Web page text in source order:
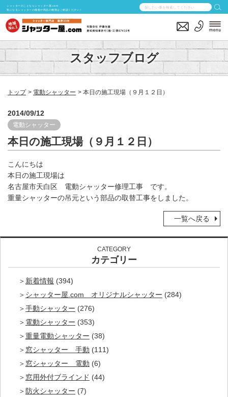
シャッターのことならシャッター屋.com
気になるシャッターの価格や商品の種類はご相談ください！
スタッフブログ
トップ 電動シャッター 本日の施工現場（９月１２日）
2014/09/12
電動シャッター
本日の施工現場（９月１２日）
こんにちは
本日の施工現場は
名古屋市天白区 電動シャッター修理工事 です。
重量シャッターの吊元という部品の取替工事をしました。
一覧へ戻る
CATEGORY
カテゴリー
新着情報 (394)
シャッター屋.com オリジナルシャッター (284)
手動シャッター (276)
電動シャッター (353)
重量電動シャッター (38)
窓シャッター 手動 (111)
窓シャッター 電動 (6)
窓用外付ブラインド (44)
防火シャッター (7)